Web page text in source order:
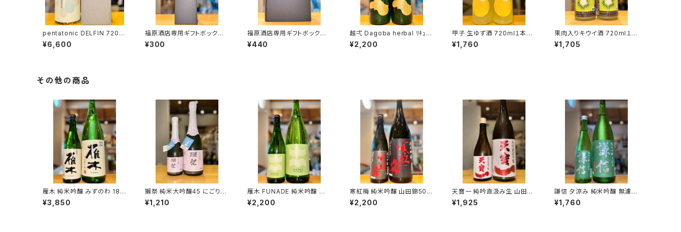
pentatonic DELFIN 720m
l１本（柳田酒造・宮崎県都城
市早鈴町）
¥6,600
福原酒店専用ギフトボックス
【720ml１本入】
¥300
福原酒店専用ギフトボックス
【720ml２本入】
¥440
越弌 Dagoba herbal ﾘｷｭｰﾙ
720ml１本（株式会社越後鶴
亀・新潟県新潟市西蒲区竹野
¥2,200
甲子 生ゆず酒 720ml１本
（飯沼本家・千葉県印旛郡
酒々井町）
¥1,760
果肉入りキウイ酒 720ml１本
（麻原酒造・埼玉県入間郡毛
呂山町）
¥1,705
その他の商品
雁木 純米吟醸 みずのわ 180
0ml１本（八百新酒造・山口県
岩国市今津町）
¥3,850
獺祭 純米大吟醸45 にごりス
パークリング 360ml１本（旭
酒造・山口県岩国市周東町）
¥1,210
雁木 FUNADE 純米吟醸 無
濾過生原酒 720ml１本（八百
新酒造・山口県岩国市今津
¥2,200
寒紅梅 純米吟醸 山田錦50%
720ml１本（寒紅梅酒造・三
重県津市栗真中山町）
¥2,200
天寶一 純吟直汲み生 山田錦
720ml１本（㈱天寶一・広島
県福山市神辺町）
¥1,925
謙信 夕涼み 純米吟醸 無濾過
生 720ml１本（池田屋酒造・
新潟県糸魚川市新鉄）
¥1,760